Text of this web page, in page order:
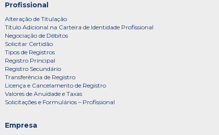
Profissional
Alteração de Titulação
Título Adicional na Carteira de Identidade Profissional
Negociação de Débitos
Solicitar Certidão
Tipos de Registros
Registro Principal
Registro Secundário
Transferência de Registro
Licença e Cancelamento de Registro
Valores de Anuidade e Taxas
Solicitações e Formulários – Profissional
Empresa